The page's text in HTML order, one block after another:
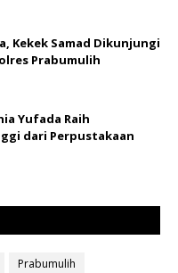
Kekek Samad Dikunjungi
Prabumulih
Yufada Raih
dari Perpustakaan
Prabumulih